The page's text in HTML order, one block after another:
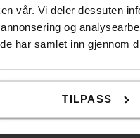
vår. Vi deler dessuten
og
har samlet inn gjennom
TILPASS
En fleksibel